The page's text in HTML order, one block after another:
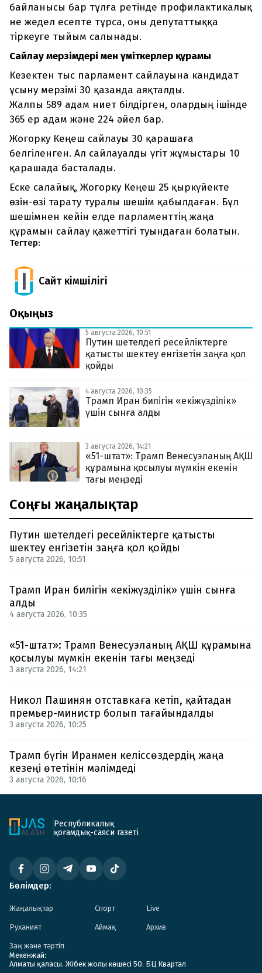
байланысы бар тұлға ретінде профилактикалық
не жедел есепте тұрса, оны депутаттыққа
тіркеуге тыйым салынады.
Сайлау мерзімдері мен үміткерлер құрамы
Кезектен тыс парламент сайлауына кандидат
ұсыну мерзімі 30 қазанда аяқталды.
Жалпы 589 адам ниет білдірген, олардың ішінде
365 ер адам және 224 әйел бар.
Жогорку Кеңеш сайлауы 30 қарашаға
белгіленген. Ал сайлауалды үгіт жұмыстары 10
қарашада басталады.
Еске салайық, Жогорку Кеңеш 25 қыркүйекте
өзін-өзі тарату туралы шешім қабылдаған. Бұл
шешімнен кейін елде парламенттің жаңа
құрамын сайлау қажеттігі туындаған болатын.
Тегтер:
Сайт Әкімшілігі
Оқыңыз
5 августа 2026, 10:51
Путин шетелдегі ресейліктерге
қатысты шектеу енгізетін заңға қол
қойды
4 августа 2026, 10:35
Трамп Иран билігін «екіжүзділік»
үшін сынға алды
3 августа 2026, 14:21
«51-штат»: Трамп Венесуэланың АҚШ
құрамына қосылуы мүмкін екенін
тағы меңзеді
Соңғы жаңалықтар
Путин шетелдегі ресейліктерге қатысты
шектеу енгізетін заңға қол қойды
5 августа 2026, 10:51
Трамп Иран билігін «екіжүзділік» үшін сынға
алды
4 августа 2026, 10:35
«51-штат»: Трамп Венесуэланың АҚШ құрамына
қосылуы мүмкін екенін тағы меңзеді
3 августа 2026, 14:21
Никол Пашинян отставкаға кетіп, қайтадан
премьер-министр болып тағайындалды
3 августа 2026, 10:25
Трамп бүгін Иранмен келіссөздердің жаңа
кезеңі өтетінін мәлімдеді
3 августа 2026, 10:16
Республикалық
қоғамдық-саяси газеті
Бөлімдер:
Жаңалықтар Спорт Live
Руханият Аймақ Архив
Заң және тәртіп
Мекенжай:
Алматы қаласы. Жібек жолы көшесі 50. БЦ Квартал